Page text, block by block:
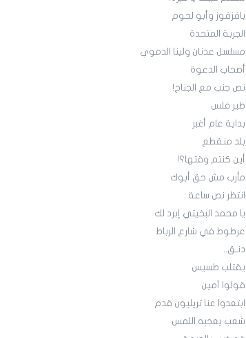
باقزقوز وأبو لحوم
الجربة المتحدة
مسلسل عدنان ولينا الدموي
أصحاب الدعوة
نص جنب مع الجناح!
طير فلس
بداية عام أغبر
بلد منقطع
أين كنتم وقتها؟!
مأرب مش حق أبوك
انتظر نص ساعة
يا محمد البخيتي إبرد لك
عرطوط في شارع الرباط
دنـق..
يقتلب طسيس
قولوا آمين
ابتعدوا عنا تريليون قدم
شعب يعجبه اللمس